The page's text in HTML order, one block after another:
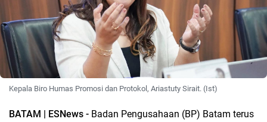
Kepala Biro Humas Promosi dan Protokol, Ariastuty Sirait. (Ist)
BATAM | ESNews - Badan Pengusahaan (BP) Batam terus